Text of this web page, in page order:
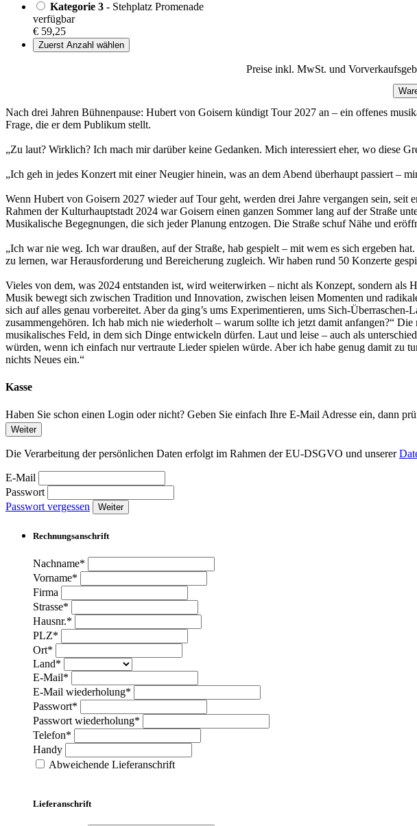
Kategorie 3 - Stehplatz Promenade
verfügbar
€ 59,25
Zuerst Anzahl wählen
Preise inkl. MwSt. und
Nach drei Jahren Bühnenpause: Hubert von Goisern kündigt Tour 2027 an – ein offenes
Frage, die er dem Publikum stellt.
„Zu laut? Wirklich? Ich mach mir darüber keine Gedanken. Mich interessiert eher, wo diese
„Ich geh in jedes Konzert mit einer Neugier hinein, was an dem Abend überhaupt passiert –
Wenn Hubert von Goisern 2027 wieder auf Tour geht, werden drei Jahre vergangen sein,
Rahmen der Kulturhauptstadt 2024 war Goisern einen ganzen Sommer lang auf der Straße
Musikalische Begegnungen, die sich jeder Planung entzogen. Die Straße schuf Nähe und
„Ich war nie weg. Ich war draußen, auf der Straße, hab gespielt – mit wem es sich ergeben
zu lernen, war Herausforderung und Bereicherung zugleich. Wir haben rund 50 Konzerte
Vieles von dem, was 2024 entstanden ist, wird weiterwirken – nicht als Konzept, sondern
Musik bewegt sich zwischen Tradition und Innovation, zwischen leisen Momenten und
sich auf alles genau vorbereitet. Aber da ging’s ums Experimentieren, ums Sich-
zusammengehören. Ich hab mich nie wiederholt – warum sollte ich jetzt damit anfangen?“
musikalisches Feld, in dem sich Dinge entwickeln dürfen. Laut und leise – auch als
würden, wenn ich einfach nur vertraute Lieder spielen würde. Aber ich habe genug damit zu
nichts Neues ein.“
Kasse
Haben Sie schon einen Login oder nicht? Geben Sie einfach Ihre E-Mail Adresse ein, dann
Weiter
Die Verarbeitung der persönlichen Daten erfolgt im Rahmen der EU-DSGVO und unserer
E-Mail
Passwort
Passwort vergessen
Weiter
Rechnungsanschrift
Nachname*
Vorname*
Firma
Strasse*
Hausnr.*
PLZ*
Ort*
Land*
E-Mail*
E-Mail wiederholung*
Passwort*
Passwort wiederholung*
Telefon*
Handy
Abweichende Lieferanschrift
Lieferanschrift